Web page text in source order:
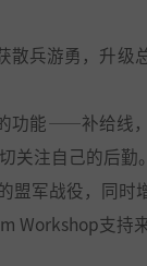
兵游勇，升级
功能——补给线
关注自己的后勤。
军战役，同时
Workshop支持